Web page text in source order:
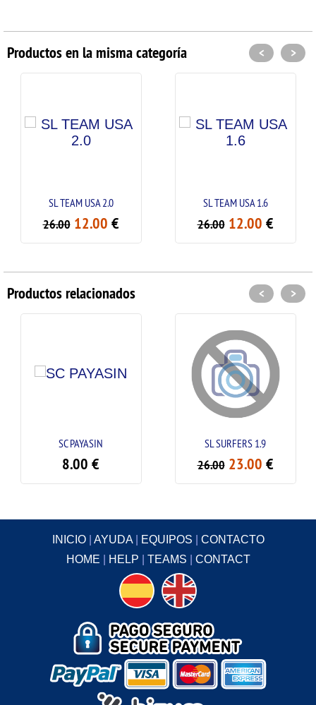
Productos en la misma categoría
SL TEAM USA 2.0
26.00 12.00 €
SL TEAM USA 1.6
26.00 12.00 €
< >
Productos relacionados
SC PAYASIN
8.00 €
SL SURFERS 1.9
26.00 23.00 €
< >
INICIO| AYUDA| EQUIPOS
CONTACTO
HOME
HELP TEAMS CONTACT